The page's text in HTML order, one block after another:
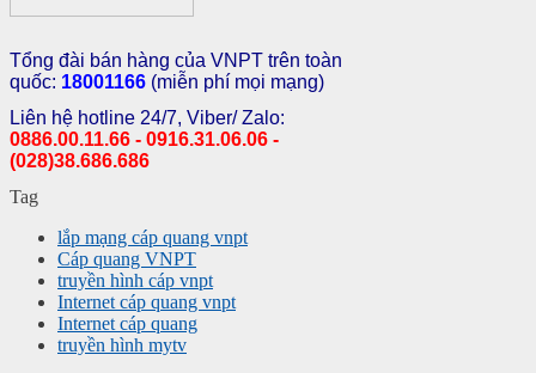
Tổng đài bán hàng của VNPT trên toàn
quốc: 18001166 (miễn phí mọi mạng)
Liên hệ hotline 24/7, Viber/ Zalo:
0886.00.11.66 - 0916.31.06.06 -
(028)38.686.686
Tag
lắp mạng cáp quang vnpt
Cáp quang VNPT
truyền hình cáp vnpt
Internet cáp quang vnpt
Internet cáp quang
truyền hình mytv